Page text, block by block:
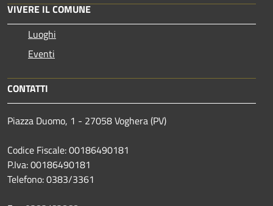
VIVERE IL COMUNE
Luoghi
Eventi
CONTATTI
Piazza Duomo, 1 - 27058 Voghera (PV)
Codice Fiscale: 00186490181
P.Iva: 00186490181
Telefono:0383/3361